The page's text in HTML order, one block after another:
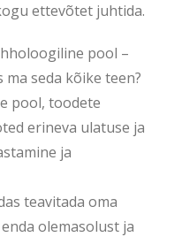
ettevõtet juhtida.
pool –
seda kõike teen?
pool, toodete
erineva ulatuse ja
ja
teavitada oma
olemasolust ja